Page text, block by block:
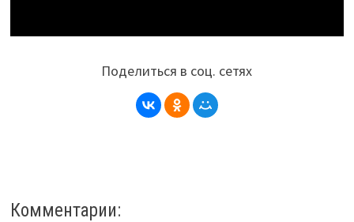
Поделиться в соц. сетях
Комментарии: